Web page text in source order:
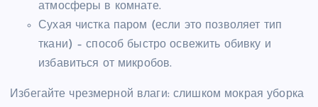
атмосферы в комнате.
Сухая чистка паром (если это позволяет тип
ткани) – способ быстро освежить обивку и
избавиться от микробов.
Избегайте чрезмерной влаги: слишком мокрая уборка